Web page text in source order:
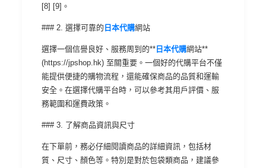
[8] [9]。
### 2. 選擇可靠的 日本代購網站
選擇一個信譽良好、服務周到的**日本代購網站**
(https://jpshop.hk) 至關重要。一個好的代購平台不僅
能提供便捷的購物流程，還能確保商品的品質和運輸
安全。在選擇代購平台時，可以參考其用戶評價、服
務範圍和運費政策。
### 3. 了解商品資訊與尺寸
在下單前，務必仔細閱讀商品的詳細資訊，包括材
質、尺寸、顏色等。特別是對於包袋類商品，建議參